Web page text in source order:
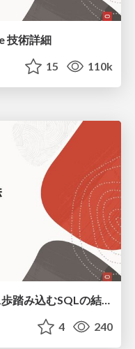
技術詳細
15 110k
[JPOUG Tech Talk Night #16]1歩踏み込むSQLの結合方法
4 240